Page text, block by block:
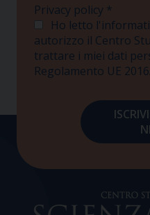
Privacy policy *
Ho letto
autorizzo il Centro
trattare i miei dati
Regolamento UE